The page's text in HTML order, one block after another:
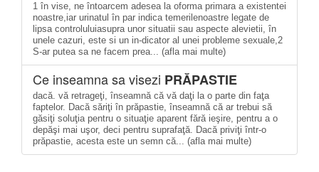
1 în vise, ne întoarcem adesea la oforma primara a existentei
noastre,iar urinatul în par indica temerilenoastre legate de
lipsa controluluiasupra unor situatii sau aspecte alevietii, în
unele cazuri, este si un in-dicator al unei probleme sexuale,2
S-ar putea sa ne facem prea... (afla mai multe)
Ce inseamna sa visezi PRĂPASTIE
dacă. vă retrageţi, înseamnă că vă daţi la o parte din faţa
faptelor. Dacă săriţi în prăpastie, înseamnă că ar trebui să
găsiţi soluţia pentru o situaţie aparent fără ieşire, pentru a o
depăşi mai uşor, deci pentru suprafaţă. Dacă priviţi într-o
prăpastie, acesta este un semn că... (afla mai multe)